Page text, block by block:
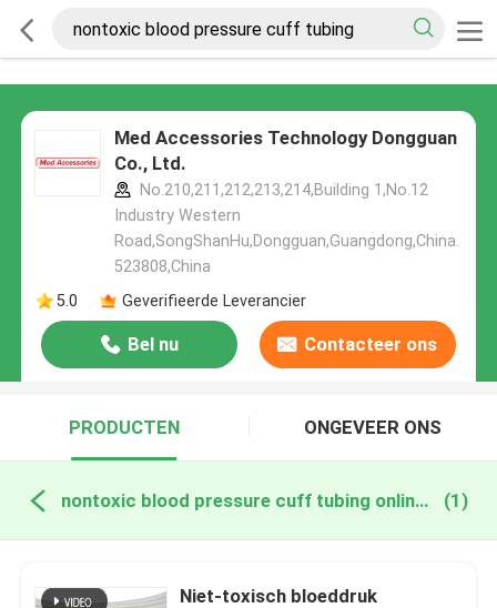
Med Accessories Technology Dongguan
Co., Ltd.
No.210,211,212,213,214,Building 1,No.12
Industry Western
Road,SongShanHu,Dongguan,Guangdong,China.
523808,China
5.0
Geverifieerde Leverancier
Bel nu Contacteer ons
PRODUCTEN ONGEVEER ONS
nontoxic blood pressure cuff tubing online fabricage (1)
Niet-toxisch bloeddruk